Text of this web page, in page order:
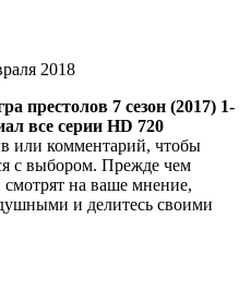
2018
престолов 7 сезон (2017) 1-
все серии HD 720
или комментарий, чтобы
с выбором. Прежде чем
на ваше мнение,
и делитесь своими